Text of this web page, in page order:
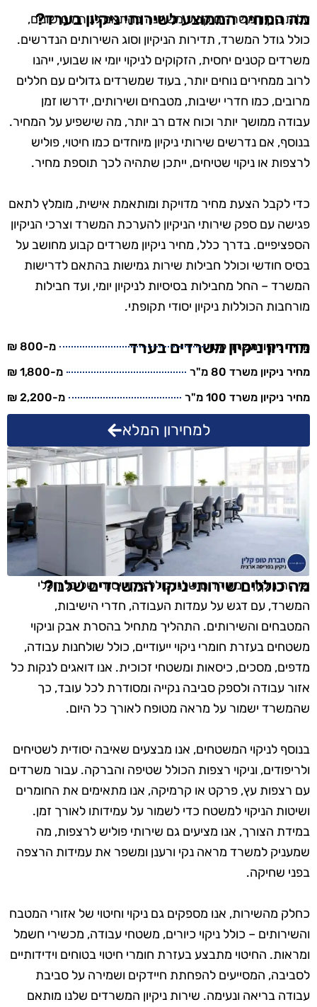
מה המחיר הממוצע לשירותי ניקיון בערד?
עלות ניקיון משרדים קבוע משתנה בהתאם לגורמים שונים,
כולל גודל המשרד, תדירות הניקיון וסוג השירותים הנדרשים.
משרדים קטנים יחסית, הזקוקים לניקוי יומי או שבועי, ייהנו
לרוב ממחירים נוחים יותר, בעוד שמשרדים גדולים עם חללים
מרובים, כמו חדרי ישיבות, מטבחים ושירותים, ידרשו זמן
עבודה ממושך יותר וכוח אדם רב יותר, מה שישפיע על המחיר.
בנוסף, אם נדרשים שירותי ניקיון מיוחדים כמו חיטוי, פוליש
לרצפות או ניקוי שטיחים, ייתכן שתהיה לכך תוספת מחיר.
כדי לקבל הצעת מחיר מדויקת ומותאמת אישית, מומלץ לתאם
פגישה עם ספק שירותי הניקיון להערכת המשרד וצרכי הניקיון
הספציפיים. בדרך כלל, מחיר ניקיון משרדים קבוע מחושב על
בסיס חודשי וכולל חבילות שירות גמישות בהתאם לדרישות
המשרד – החל מחבילות בסיסיות לניקיון יומי, ועד חבילות
מורחבות הכוללות ניקיון יסודי תקופתי.
מחירון ניקיון משרדים בערד
מחיר ניקיון משרד קטן
מ-800 ₪
מחיר ניקיון משרד 80 מ"ר
מ-1,800 ₪
מחיר ניקיון משרד 100 מ"ר
מ-2,200 ₪
למחירון המלא
מה כוללים שירותי ניקוי המשרדים שלנו?
שירות ניקיון המשרדים שלנו כולל ניקוי יסודי של כל חללי
המשרד, עם דגש על עמדות העבודה, חדרי הישיבות,
המטבחים והשירותים. התהליך מתחיל בהסרת אבק וניקוי
משטחים בעזרת חומרי ניקוי ייעודיים, כולל שולחנות עבודה,
מדפים, מסכים, כיסאות ומשטחי זכוכית. אנו דואגים לנקות כל
אזור עבודה ולספק סביבה נקייה ומסודרת לכל עובד, כך
שהמשרד ישמור על מראה מטופח לאורך כל היום.
בנוסף לניקוי המשטחים, אנו מבצעים שאיבה יסודית לשטיחים
ולריפודים, וניקוי רצפות הכולל שטיפה והברקה. עבור משרדים
עם רצפות עץ, פרקט או קרמיקה, אנו מתאימים את החומרים
ושיטות הניקוי למשטח כדי לשמור על עמידותו לאורך זמן.
במידת הצורך, אנו מציעים גם שירותי פוליש לרצפות, מה
שמעניק למשרד מראה נקי ורענן ומשפר את עמידות הרצפה
בפני שחיקה.
כחלק מהשירות, אנו מספקים גם ניקוי וחיטוי של אזורי המטבח
והשירותים – כולל ניקוי כיורים, משטחי עבודה, מכשירי חשמל
ומראות. החיטוי מתבצע בעזרת חומרי חיטוי בטוחים וידידותיים
לסביבה, המסייעים להפחתת חיידקים ושמירה על סביבת
עבודה בריאה ונעימה. שירות ניקיון המשרדים שלנו מותאם